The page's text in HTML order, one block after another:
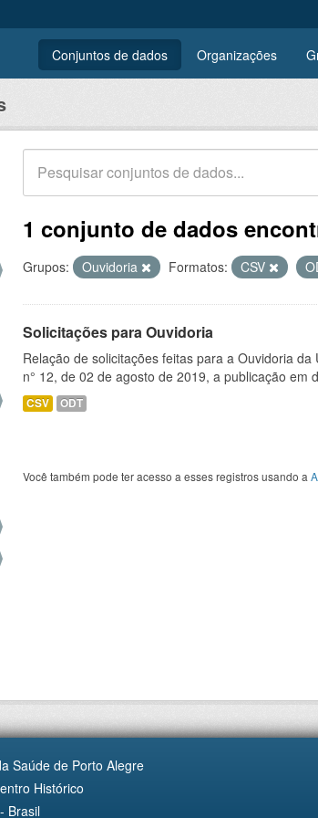
Conjuntos de dados Organizações
1 conjunto de dados
Grupos: Ouvidoria Formatos: CSV
Solicitações para Ouvidoria
Relação de solicitações feitas para a Ouvidoria
n° 12, de 02 de agosto de 2019, a publicação em
CSV ODT
Você também pode ter acesso a esses registros usando a
Saúde de Porto Alegre
Histórico
Brasil